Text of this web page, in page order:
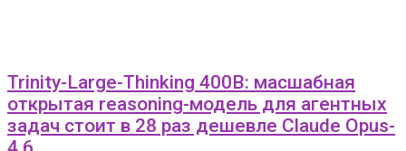
Trinity-Large-Thinking 400B: масшабная
открытая reasoning-модель для агентных
задач стоит в 28 раз дешевле Claude Opus-